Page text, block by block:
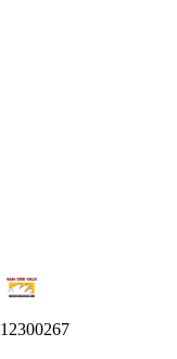
12300267